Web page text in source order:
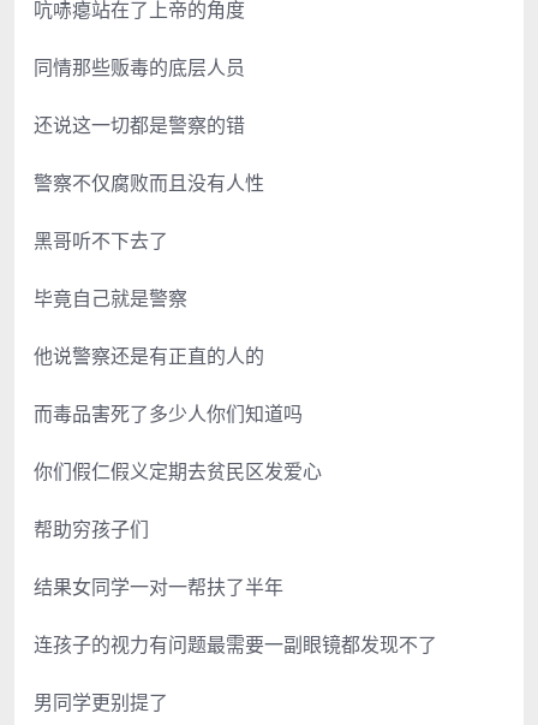
吭哧瘪站在了上帝的角度
同情那些贩毒的底层人员
还说这一切都是警察的错
警察不仅腐败而且没有人性
黑哥听不下去了
毕竟自己就是警察
他说警察还是有正直的人的
而毒品害死了多少人你们知道吗
你们假仁假义定期去贫民区发爱心
帮助穷孩子们
结果女同学一对一帮扶了半年
连孩子的视力有问题最需要一副眼镜都发现不了
男同学更别提了